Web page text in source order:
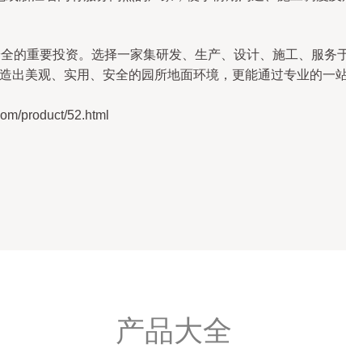
的重要投资。选择一家集研发、生产、设计、施工、服
出美观、实用、安全的园所地面环境，更能通过专业的一
product/52.html
产品大全